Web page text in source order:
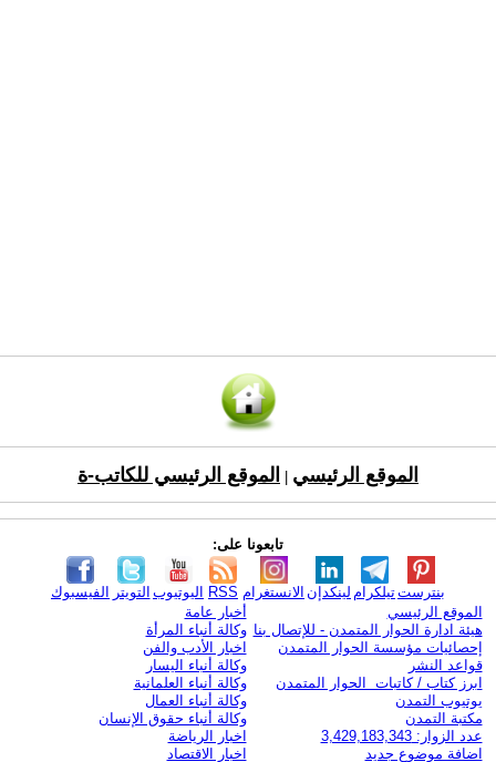
الموقع الرئيسي الموقع الرئيسي للكاتب-ة
تابعونا على:
الفيسبوك التويتر اليوتيوب RSS الانستغرام لينكدإن تيلكرامبنترست
الموقع الرئيسي
هيئة ادارة الحوار المتمدن - للإتصال بنا
إحصائيات مؤسسة الحوار المتمدن
قواعد النشر
ابرز كتاب / كاتبات الحوار المتمدن
يوتيوب التمدن
مكتبة التمدن
عدد الزوار: 3,429,183,343
اضافة موضوع جديد
أخبار عامة
وكالة أنباء المرأة
اخبار الأدب والفن
وكالة أنباء اليسار
وكالة أنباء العلمانية
وكالة أنباء العمال
وكالة أنباء حقوق الإنسان
اخبار الرياضة
اخبار الاقتصاد